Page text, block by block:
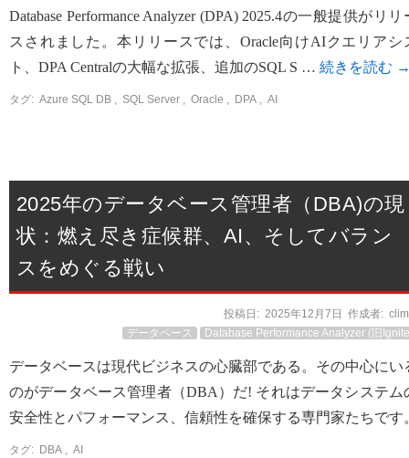
Database Performance Analyzer (DPA) 2025.4の一般提供がリリ
スされました。本リリースでは、Oracle向けAIクエリアシ
ト、DPA Centralの大幅な拡張、追加のSQL S … 続きを読む
タグ: Azure SQL DB , SQL Server , Oracle , DPA , AI
2025年のデータベース管理者（DBA)の現
状：燃え尽き症候群、AI、そしてバラン
スをめぐる戦い
投稿日: 2025年12月7日 作成者:
データベース
Database Performance Analyzer (旧
データベースは現代ビジネスの心臓部である。その中心にい
のがデータベース管理者（DBA）だ! それはデータシステム
安全性とパフォーマンス、信頼性を確保する専門家たちです
タグ: DBA , AI